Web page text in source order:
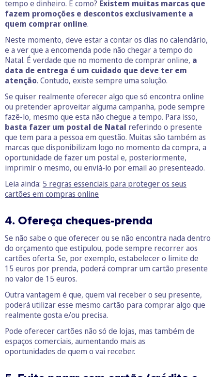
tempo e dinheiro. E como? Existem muitas marcas que
fazem promoções e descontos exclusivamente a
quem comprar online.
Neste momento, deve estar a contar os dias no calendário,
e a ver que a encomenda pode não chegar a tempo do
Natal. É verdade que no momento de comprar online, a
data de entrega é um cuidado que deve ter em
atenção. Contudo, existe sempre uma solução.
Se quiser realmente oferecer algo que só encontra online
ou pretender aproveitar alguma campanha, pode sempre
fazê-lo, mesmo que esta não chegue a tempo. Para isso,
basta fazer um postal de Natal referindo o presente
que tem para a pessoa em questão. Muitas são também as
marcas que disponibilizam logo no momento da compra, a
oportunidade de fazer um postal e, posteriormente,
imprimir o mesmo, ou enviá-lo por email ao presenteado.
Leia ainda: 5 regras essenciais para proteger os seus
cartões em compras online
4. Ofereça cheques-prenda
Se não sabe o que oferecer ou se não encontra nada dentro
do orçamento que estipulou, pode sempre recorrer aos
cartões oferta. Se, por exemplo, estabelecer o limite de
15 euros por prenda, poderá comprar um cartão presente
no valor de 15 euros.
Outra vantagem é que, quem vai receber o seu presente,
poderá utilizar esse mesmo cartão para comprar algo que
realmente gosta e/ou precisa.
Pode oferecer cartões não só de lojas, mas também de
espaços comerciais, aumentando mais as
oportunidades de quem o vai receber.